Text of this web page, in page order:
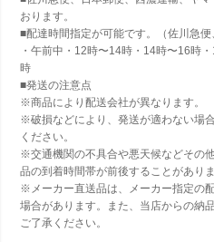
おります。
■配達時間指定が可能です。（佐川急便
・午前中・12時〜14時・14時〜16時
時
■発送の注意点
※商品により配送会社が異なります。
※破損などにより、発送が適わない場
ください。
※交通機関の不具合や悪天候などその
品の到着時間帯が前後することがあり
※メーカー直送品は、メーカー指定の
場合があります。また、当店からの納
ご了承ください。